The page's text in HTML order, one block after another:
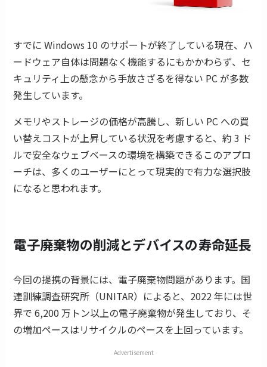
すでに Windows 10 のサポートが終了している現在、ハ
ードウェア自体は問題なく機能するにもかかわらず、セ
キュリティ上の懸念から手放さざるを得ない PC が多数
発生しています。
メモリやストレージの価格が高騰し、新しい PC への買
い替えコストが上昇している状況を考慮すると、約 3 ド
ルで安全なウェブベースの環境を構築できるこのアプロ
ーチは、多くのユーザーにとって現実的で有力な選択肢
になると思われます。
電子廃棄物の削減とデバイスの寿命延長
今回の提携の背景には、電子廃棄物問題があります。国
連訓練調査研究所（UNITAR）によると、2022 年には世
界で 6,200 万トン以上の電子廃棄物が発生しており、そ
の増加ペースはリサイクルのペースを上回っています。
Advertisement